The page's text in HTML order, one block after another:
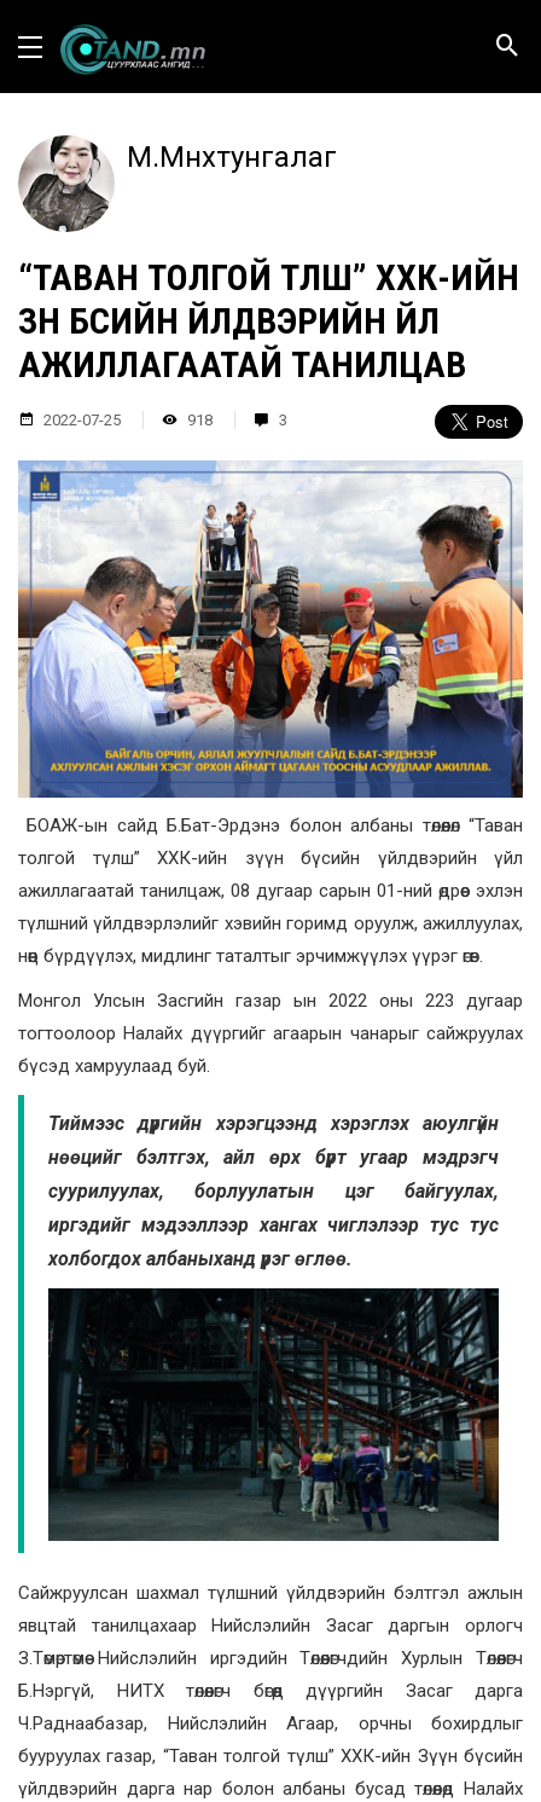
М.Мөнхтунгалаг
“ТАВАН ТОЛГОЙ ТҮЛШ” ХХК-ИЙН
ЗҮҮН БҮСИЙН ҮЙЛДВЭРИЙН ҮЙЛ
АЖИЛЛАГААТАЙ ТАНИЛЦАВ
2022-07-25 918 3
БОАЖ-ын сайд Б.Бат-Эрдэнэ болон албаны төлөөлөл “Таван
толгой түлш” ХХК-ийн зүүн бүсийн үйлдвэрийн үйл
ажиллагаатай танилцаж, 08 дугаар сарын 01-ний өдрөөс эхлэн
түлшний үйлдвэрлэлийг хэвийн горимд оруулж, ажиллуулах,
нөөц бүрдүүлэх, мидлинг таталтыг эрчимжүүлэх үүрэг өгөв.
Монгол Улсын Засгийн газар ын 2022 оны 223 дугаар
тогтоолоор Налайх дүүргийг агаарын чанарыг сайжруулах
бүсэд хамруулаад буй.
Тиймээс дүүргийн хэрэгцээнд хэрэглэх аюулгүйн
нөөцийг бэлтгэх, айл өрх бүрт угаар мэдрэгч
суурилуулах, борлуулатын цэг байгуулах,
иргэдийг мэдээллээр хангах чиглэлээр тус тус
холбогдох албаныханд үүрэг өглөө.
Сайжруулсан шахмал түлшний үйлдвэрийн бэлтгэл ажлын
явцтай танилцахаар Нийслэлийн Засаг даргын орлогч
З.Төмөртөмөө Нийслэлийн иргэдийн Төлөөлөгчдийн Хурлын Төлөөлөгч
Б.Нэргүй, НИТХ төлөөлөгч бөгөөд дүүргийн Засаг дарга
Ч.Раднаабазар, Нийслэлийн Агаар, орчны бохирдлыг
бууруулах газар, “Таван толгой түлш” ХХК-ийн Зүүн бүсийн
үйлдвэрийн дарга нар болон албаны бусад төлөөлөд Налайх